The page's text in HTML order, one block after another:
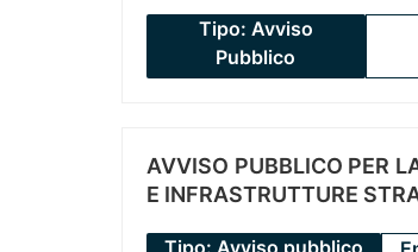
Tipo: Avviso
Pubblico
AVVISO PUBBLICO PER
E INFRASTRUTTURE